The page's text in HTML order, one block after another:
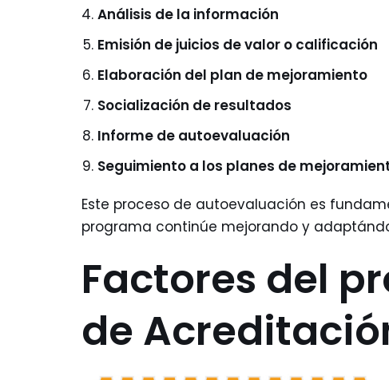
Análisis de la información
Emisión de juicios de valor o calificación
Elaboración del plan de mejoramiento
Socialización de resultados
Informe de autoevaluación
Seguimiento a los planes de
Este proceso de autoevaluación es
programa continúe mejorando y
Factores del
de